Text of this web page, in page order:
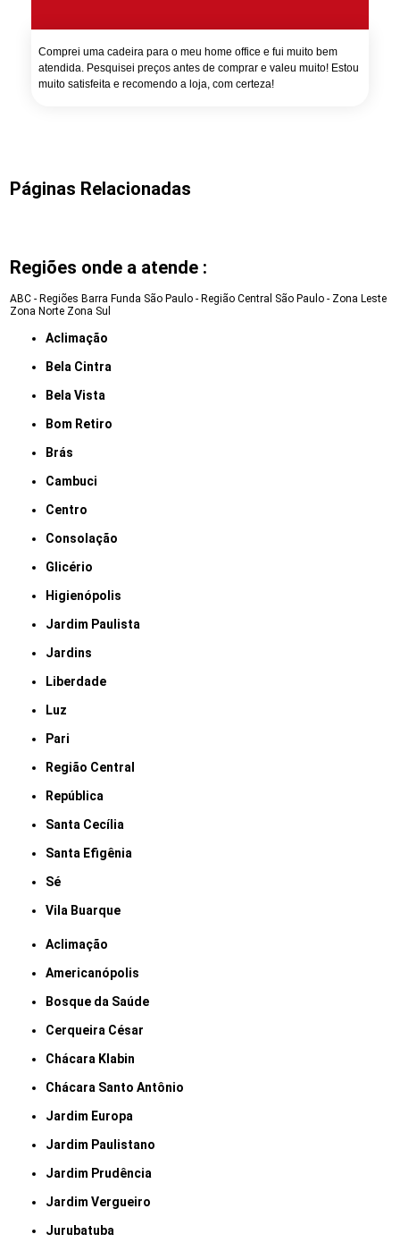
Comprei uma cadeira para o meu home office e fui muito bem
atendida. Pesquisei preços antes de comprar e valeu muito! Estou
muito satisfeita e recomendo a loja, com certeza!
Páginas Relacionadas
Regiões onde a atende :
ABC - Regiões Barra Funda São Paulo - Região Central São Paulo - Zona Leste
Zona Norte Zona Sul
Aclimação
Bela Cintra
Bela Vista
Bom Retiro
Brás
Cambuci
Centro
Consolação
Glicério
Higienópolis
Jardim Paulista
Jardins
Liberdade
Luz
Pari
Região Central
República
Santa Cecília
Santa Efigênia
Sé
Vila Buarque
Aclimação
Americanópolis
Bosque da Saúde
Cerqueira César
Chácara Klabin
Chácara Santo Antônio
Jardim Europa
Jardim Paulistano
Jardim Prudência
Jardim Vergueiro
Jurubatuba